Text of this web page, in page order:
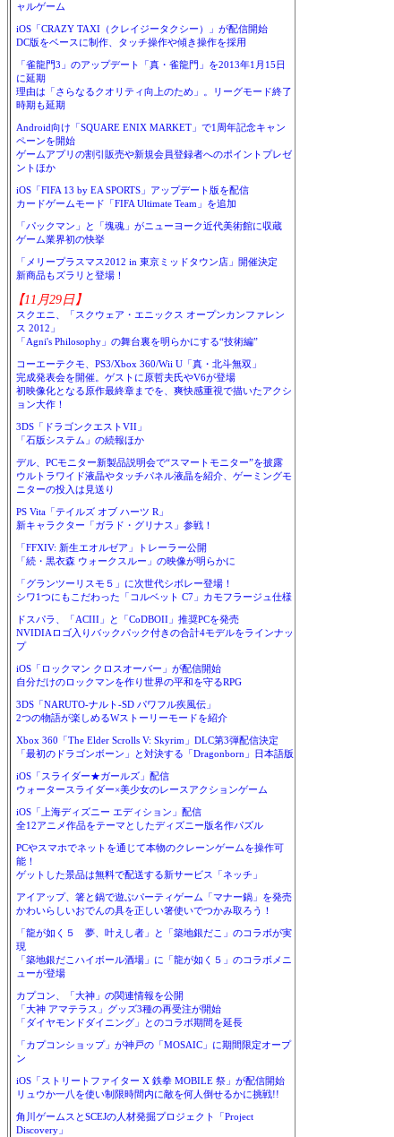
ャルゲーム
iOS「CRAZY TAXI（クレイジータクシー）」が配信開始
DC版をベースに制作、タッチ操作や傾き操作を採用
「雀龍門3」のアップデート「真・雀龍門」を2013年1月15日
に延期
理由は「さらなるクオリティ向上のため」。リーグモード終了
時期も延期
Android向け「SQUARE ENIX MARKET」で1周年記念キャン
ペーンを開始
ゲームアプリの割引販売や新規会員登録者へのポイントプレゼ
ントほか
iOS「FIFA 13 by EA SPORTS」アップデート版を配信
カードゲームモード「FIFA Ultimate Team」を追加
「パックマン」と「塊魂」がニューヨーク近代美術館に収蔵
ゲーム業界初の快挙
「メリープラスマス2012 in 東京ミッドタウン店」開催決定
新商品もズラリと登場！
【11月29日】
スクエニ、「スクウェア・エニックス オープンカンファレン
ス 2012」
「Agni's Philosophy」の舞台裏を明らかにする“技術編”
コーエーテクモ、PS3/Xbox 360/Wii U「真・北斗無双」
完成発表会を開催。ゲストに原哲夫氏やV6が登場
初映像化となる原作最終章までを、爽快感重視で描いたアクシ
ョン大作！
3DS「ドラゴンクエストVII」
「石版システム」の続報ほか
デル、PCモニター新製品説明会で“スマートモニター”を披露
ウルトラワイド液晶やタッチパネル液晶を紹介、ゲーミングモ
ニターの投入は見送り
PS Vita「テイルズ オブ ハーツ R」
新キャラクター「ガラド・グリナス」参戦！
「FFXIV: 新生エオルゼア」トレーラー公開
「続・黒衣森 ウォークスルー」の映像が明らかに
「グランツーリスモ５」に次世代シボレー登場！
シワ1つにもこだわった「コルベット C7」カモフラージュ仕様
ドスパラ、「ACIII」と「CoDBOII」推奨PCを発売
NVIDIAロゴ入りバックパック付きの合計4モデルをラインナッ
プ
iOS「ロックマン クロスオーバー」が配信開始
自分だけのロックマンを作り世界の平和を守るRPG
3DS「NARUTO-ナルト-SD パワフル疾風伝」
2つの物語が楽しめるWストーリーモードを紹介
Xbox 360「The Elder Scrolls V: Skyrim」DLC第3弾配信決定
「最初のドラゴンボーン」と対決する「Dragonborn」日本語版
iOS「スライダー★ガールズ」配信
ウォータースライダー×美少女のレースアクションゲーム
iOS「上海ディズニー エディション」配信
全12アニメ作品をテーマとしたディズニー版名作パズル
PCやスマホでネットを通じて本物のクレーンゲームを操作可
能！
ゲットした景品は無料で配送する新サービス「ネッチ」
アイアップ、箸と鍋で遊ぶパーティゲーム「マナー鍋」を発売
かわいらしいおでんの具を正しい箸使いでつかみ取ろう！
「龍が如く５ 夢、叶えし者」と「築地銀だこ」のコラボが実
現
「築地銀だこハイボール酒場」に「龍が如く５」のコラボメニ
ューが登場
カプコン、「大神」の関連情報を公開
「大神 アマテラス」グッズ3種の再受注が開始
「ダイヤモンドダイニング」とのコラボ期間を延長
「カプコンショップ」が神戸の「MOSAIC」に期間限定オープ
ン
iOS「ストリートファイター X 鉄拳 MOBILE 祭」が配信開始
リュウか一八を使い制限時間内に敵を何人倒せるかに挑戦!!
角川ゲームスとSCEJの人材発掘プロジェクト「Project
Discovery」